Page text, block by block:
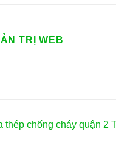
TRỊ WEB
thép chống cháy quận 2